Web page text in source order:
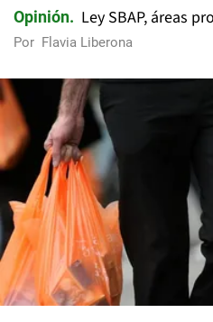
Opinión Ley SBAP, áreas
Por Flavia Liberona